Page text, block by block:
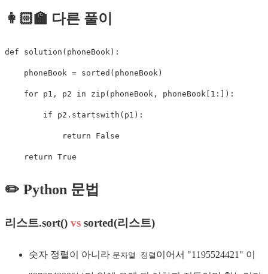
👩🏻‍🏫 다른 풀이
def solution ( phoneBook ) :
    phoneBook
= sorted ( phoneBook )
for p1 , p2 in zip ( phoneBook , phoneBook 1 : ) :
if p2 . startswith ( p1 ) :
return False
return True
✏️ Python 문법
리스트.sort() vs sorted(리스트)
숫자 정렬이 아니라 문자열 정렬 이어서 "1195524421" 이